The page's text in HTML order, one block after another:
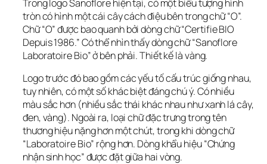
Trong logo Sanoflore hiện tại, có một biểu tượng hình
tròn có hình một cái cây cách điệu bên trong chữ “O”.
Chữ “O” được bao quanh bởi dòng chữ “Certifie BIO
Depuis 1986.” Có thể nhìn thấy dòng chữ “Sanoflore
Laboratoire Bio” ở bên phải. Thiết kế là vàng.
Logo trước đó bao gồm các yếu tố cấu trúc giống nhau,
tuy nhiên, có một số khác biệt đáng chú ý. Có nhiều
màu sắc hơn (nhiều sắc thái khác nhau như xanh lá cây,
đen, vàng). Ngoài ra, loại chữ đặc trưng trong tên
thương hiệu nặng hơn một chút, trong khi dòng chữ
“Laboratoire Bio” rộng hơn. Dòng khẩu hiệu “Chứng
nhận sinh học” được đặt giữa hai vòng.